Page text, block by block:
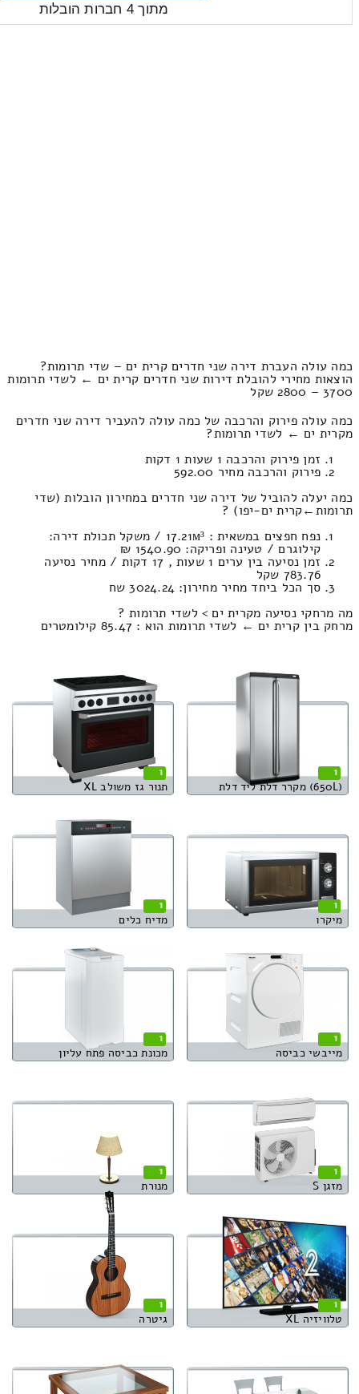
מתוך 4 חברות הובלות
כמה עולה העברת דירה שני חדרים קרית ים – שדי תרומות?
הוצאות מחירי להובלת דירות שני חדרים קרית ים ← לשדי תרומות
3700 – 2800 שקל
כמה עולה פירוק והרכבה של כמה עולה להעביר דירה שני חדרים
מקרית ים ← לשדי תרומות?
זמן פירוק והרכבה 1 שעות 1 דקות
פירוק והרכבה מחיר 592.00
כמה יעלה להוביל של דירה שני חדרים במחירון הובלות (שדי
תרומות‎←‏קרית ים-יפו) ?
נפח חפצים במשאית : 17.21м³ / משקל תכולת דירה:
קילוגרם / טעינה ופריקה: 1540.90 ₪
זמן נסיעה בין ערים 1 שעות , 17 דקות / מחיר נסיעה
783.76 שקל
סך הכל ביחד מחיר מחירון: 3024.24 שח
מה מרחקי נסיעה מקרית ים > לשדי תרומות ?
מרחק בין קרית ים ← לשדי תרומות הוא : 85.47 קילומטרים
1
(650L) מקרר דלת ליד דלת
1
תנור גז משולב XL
1
מיקרו
1
מדיח כלים
1
מייבשי כביסה
1
מכונת כביסה פתח עליון
1
מזגן S
1
מנורת
1
טלוויזיה XL
1
גיטרה